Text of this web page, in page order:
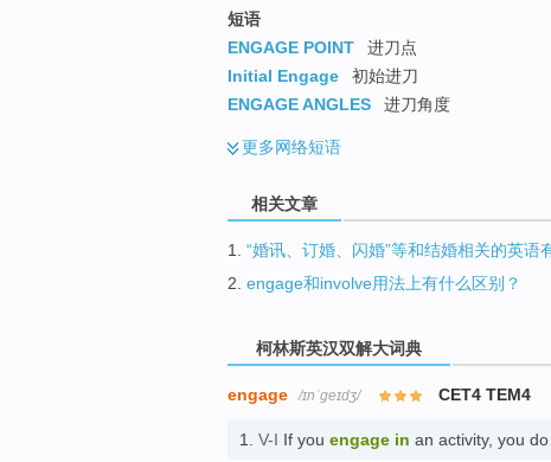
短语
ENGAGE POINT
进刀点
Initial Engage
初始进刀
ENGAGE ANGLES
进刀角度
更多网络短语
相关文章
1. “婚讯、订婚、闪婚”等和结婚相关的英语
2. engage和involve用法上有什么区别？
柯林斯英汉双解大词典
engage /ɪnˈɡeɪdʒ/ CET4 TEM4
1. V-I If you engage in an activity, you